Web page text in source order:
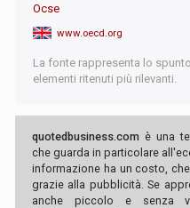
Ocse
www.oecd.org
La fonte rappresenta lo
elementi ritenuti più rilevanti.
quotedbusiness.com è una
che guarda in particolare
informazione ha un costo,
grazie alla pubblicità. Se
anche piccolo e senza